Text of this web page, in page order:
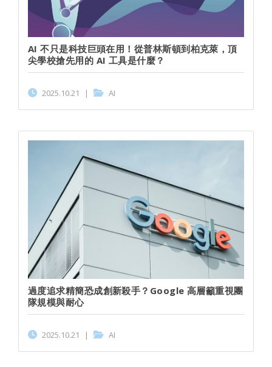
AI 不只是科技巨頭在用！從普林斯頓到柏克萊，頂
尖學校搶先用的 AI 工具是什麼？
2025.10.21 | AI
過度追求精簡恐成創新殺手？Google 高層籲重視團
隊規模與耐心
2025.10.21 | AI